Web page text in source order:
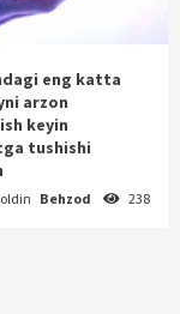
eng katta
arzon
keyin
tushishi
Behzod 238